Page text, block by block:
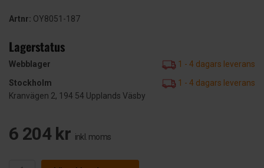
Artnr: OY8051-187
Lagerstatus
Webblager
1 - 4 dagars leverans
Stockholm
1 - 4 dagars leverans
Kranvägen 2, 194 54 Upplands Väsby
6 204 kr inkl. moms